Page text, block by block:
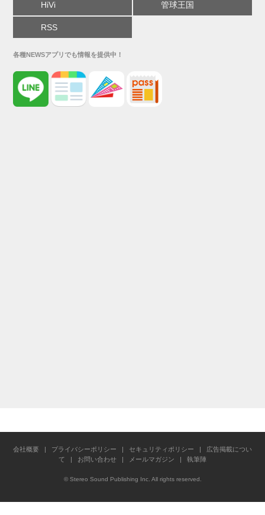
HiVi 管球王国
RSS
各種NEWSアプリでも情報を提供中！
会社概要 | プライバシーポリシー | セキュリティポリシー | 広告掲載につい
て | お問い合わせ | メールマガジン | 執筆陣
© Stereo Sound Publishing Inc. All rights reserved.